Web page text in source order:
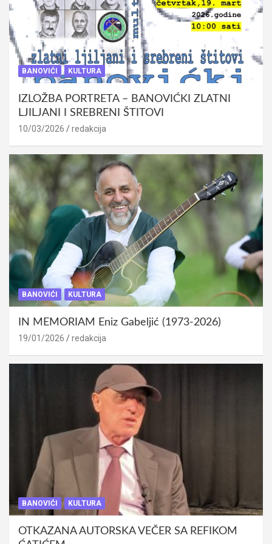
BANOVIĆI KULTURA
IZLOŽBA PORTRETA – BANOVIĆKI ZLATNI
LJILJANI I SREBRENI ŠTITOVI
10/03/2026 redakcija
BANOVIĆI KULTURA
IN MEMORIAM Eniz Gabeljić (1973-2026)
19/01/2026 redakcija
BANOVIĆI KULTURA
OTKAZANA AUTORSKA VEČER SA REFIKOM